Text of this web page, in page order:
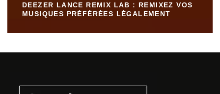
DEEZER LANCE REMIX LAB : REMIXEZ VOS
MUSIQUES PRÉFÉRÉES LÉGALEMENT